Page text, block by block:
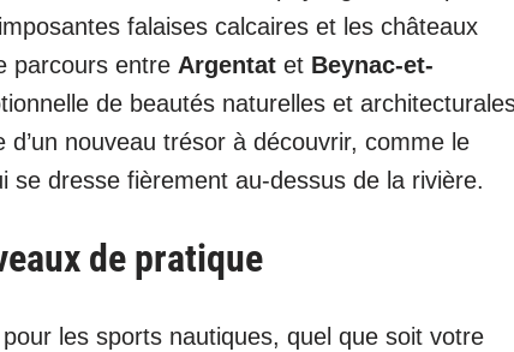
falaises calcaires et les châteaux
parcours entre Argentat et Beynac-et-
de beautés naturelles et
nouveau trésor à découvrir, comme le
se dresse fièrement au-dessus de la rivière.
de pratique
les sports nautiques, quel que soit votre